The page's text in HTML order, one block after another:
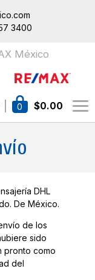
3400
México
0 $0.00
DHL
De México.
de los
sido
pronto como
del